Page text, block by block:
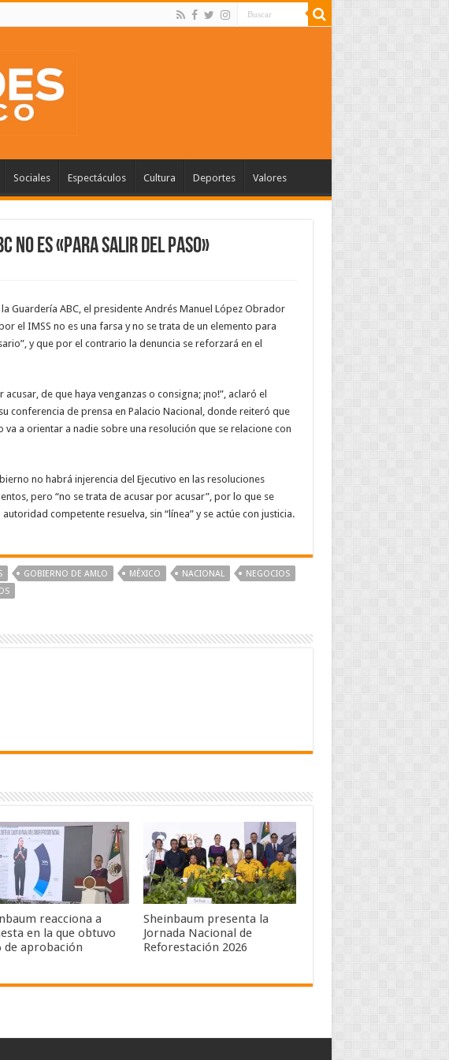
Sociales Espectáculos Cultura Deportes Valores
no es «para salir del paso»
Guardería ABC, el presidente Andrés Manuel López Obrador
el IMSS no es una farsa y no se trata de un elemento para
y que por el contrario la denuncia se reforzará en el
de que haya venganzas o consigna; ¡no!”, aclaró el
conferencia de prensa en Palacio Nacional, donde reiteró que
a orientar a nadie sobre una resolución que se relacione con
no habrá injerencia del Ejecutivo en las resoluciones
pero “no se trata de acusar por acusar”, por lo que se
competente resuelva, sin “línea” y se actúe con justicia.
GOBIERNO DE AMLO MÉXICO NACIONAL
NEGOCIOS
reacciona a
en la que obtuvo
de aprobación
Sheinbaum presenta la
Jornada Nacional de
Reforestación 2026